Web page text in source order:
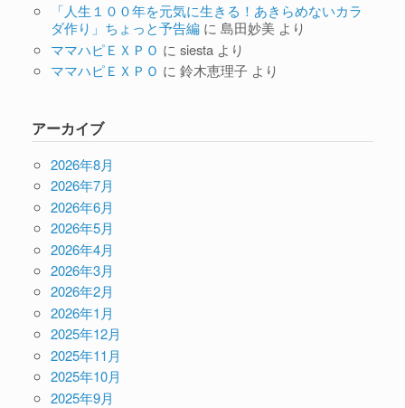
「人生１００年を元気に生きる！あきらめないカラ
ダ作り」ちょっと予告編に 島田妙美 より
ママハピＥＸＰＯ に siestaより
ママハピＥＸＰＯ に 鈴木恵理子より
アーカイブ
2026年8月
2026年7月
2026年6月
2026年5月
2026年4月
2026年3月
2026年2月
2026年1月
2025年12月
2025年11月
2025年10月
2025年9月